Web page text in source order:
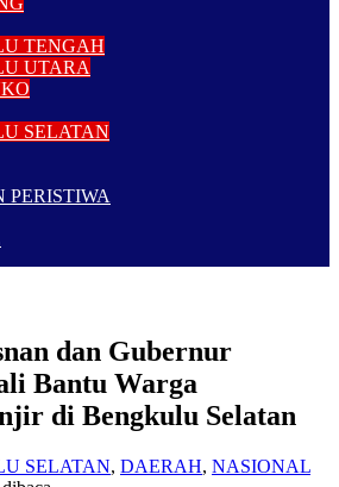
TENGAH
UTARA
SELATAN
dan Gubernur
Bantu Warga
di Bengkulu Selatan
SELATAN, DAERAH, NASIONAL